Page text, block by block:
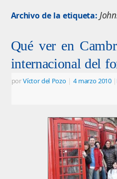
Archivo de la etiqueta:
Qué ver en
internacional del
porVíctor del Pozo | 4 marzo 2010 |